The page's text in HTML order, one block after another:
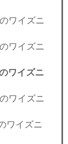
ワイズニ
ワイズニ
ワイズニ
ワイズニ
ワイズニ